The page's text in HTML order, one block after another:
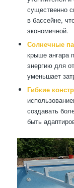
существенно
в бассейне,
экономичной.
Солнечные
крыше ангара
энергию для
уменьшает
Гибкие
создавать
быть